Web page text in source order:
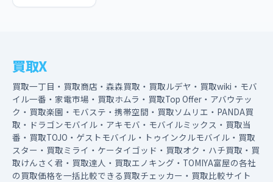
買取X
買取一丁目・買取商店・森森買取・買取ルデヤ・買取wiki・モバ
イル一番・家電市場・買取ホムラ・買取Top Offer・アバウテッ
ク・買取楽園・モバステ・携帯空間・買取ソムリエ・PANDA買
取・ドラゴンモバイル・アキモバ・モバイルミックス・買取当
番・買取TOJO・ゲストモバイル・トゥインクルモバイル・買取
スター・買取ミライ・ケータイゴッド・買取オク・ハチ買取・買
取けんさく君・買取達人・買取エノキング・TOMIYA富屋の各社
の買取価格を一括比較できる買取チェッカー・買取比較サイト